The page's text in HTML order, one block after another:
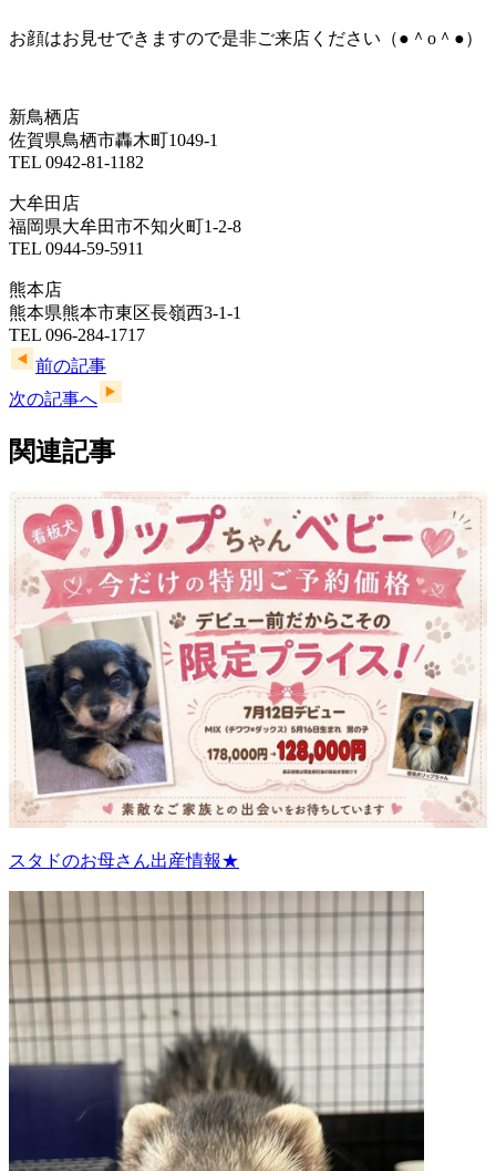
お顔はお見せできますので是非ご来店ください（●＾o＾●）
新鳥栖店
佐賀県鳥栖市轟木町1049-1
TEL 0942-81-1182
大牟田店
福岡県大牟田市不知火町1-2-8
TEL 0944-59-5911
熊本店
熊本県熊本市東区長嶺西3-1-1
TEL 096-284-1717
前の記事
次の記事へ
関連記事
スタドのお母さん出産情報★